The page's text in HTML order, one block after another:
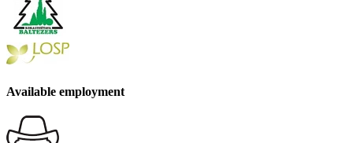
Available employment